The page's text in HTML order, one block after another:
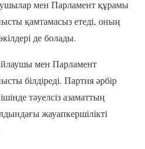
мен Парламент құрамы
қамтамасыз етеді, оның
де болады.
мен Парламент
білдіреді. Партия әрбір
тәуелсіз азаматтың
жауапкершілікті